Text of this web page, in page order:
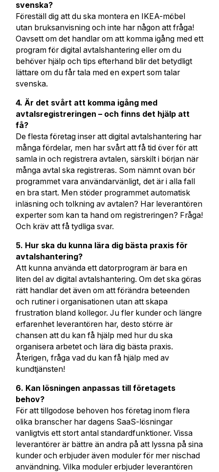
svenska?
Föreställ dig att du ska montera en IKEA-möbel
utan bruksanvisning och inte har någon att fråga!
Oavsett om det handlar om att komma igång med ett
program för digital avtalshantering eller om du
behöver hjälp och tips efterhand blir det betydligt
lättare om du får tala med en expert som talar
svenska.
4. Är det svårt att komma igång med
avtalsregistreringen – och finns det hjälp att
få?
De flesta företag inser att digital avtalshantering har
många fördelar, men har svårt att få tid över för att
samla in och registrera avtalen, särskilt i början när
många avtal ska registreras. Som nämnt ovan bör
programmet vara användarvänligt, det är i alla fall
en bra start. Men stöder programmet automatisk
inläsning och tolkning av avtalen? Har leverantören
experter som kan ta hand om registreringen? Fråga!
Och kräv att få tydliga svar.
5. Hur ska du kunna lära dig bästa praxis för
avtalshantering?
Att kunna använda ett datorprogram är bara en
liten del av digital avtalshantering. Om det ska göras
rätt handlar det även om att förändra beteenden
och rutiner i organisationen utan att skapa
frustration bland kollegor. Ju fler kunder och längre
erfarenhet leverantören har, desto större är
chansen att du kan få hjälp med hur du ska
organisera arbetet och lära dig bästa praxis.
Återigen, fråga vad du kan få hjälp med av
kundtjänsten!
6. Kan lösningen anpassas till företagets
behov?
För att tillgodose behoven hos företag inom flera
olika branscher har dagens SaaS-lösningar
vanligtvis ett stort antal standardfunktioner. Vissa
leverantörer är bättre än andra på att lyssna på sina
kunder och erbjuder även moduler för mer nischad
användning. Vilka moduler erbjuder leverantören